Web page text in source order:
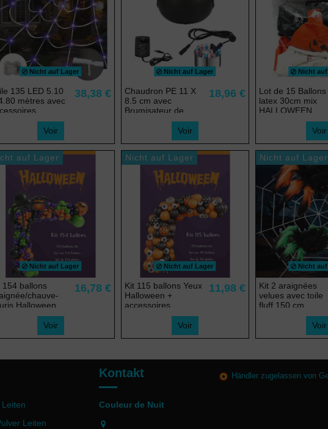
Nicht auf Lager
135 LED 5.10
mètres avec
38,38 €
Voir
Nicht auf Lager
Chaudron PE 11 X
8.5 cm avec
Brumisateur de
18,96 €
Voir
Nicht
Lot de 15 Ballons
latex 30cm mix
HALLOWEEN
Voir
auf Lager
Nicht auf Lager
154 ballons
chauve-
Halloween
16,78 €
Voir
Nicht auf Lager
Nicht auf Lager
Kit 115 ballons Yeux
Halloween +
accessoires
11,98 €
Voir
Nicht auf Lager
Nicht
Kit 2 araignées
velues avec toile
fluff 150 cm
Voir
Leiten
Kontakt
Couleur de Nuit
Händler zugelassen von